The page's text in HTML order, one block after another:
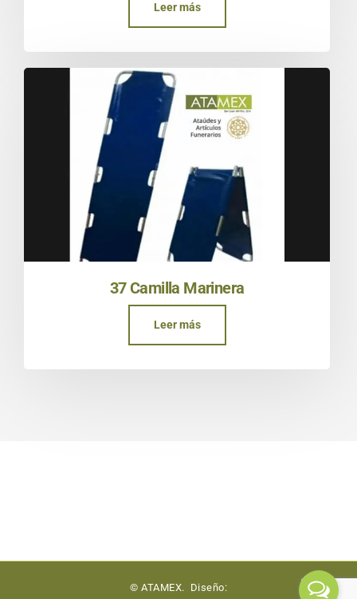
Leer más
37 Camilla Marinera
Leer más
© ATAMEX. Diseño: